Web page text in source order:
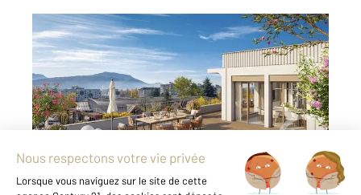
ANNECY 74
175,05 m2, 6 pièces
Ref : 6534
Appartement T6 à vendre
1 200 000 €
Appartement T6 neuf avec vaste terrasse de
175,7 m² et garage inclus, situé au dernier